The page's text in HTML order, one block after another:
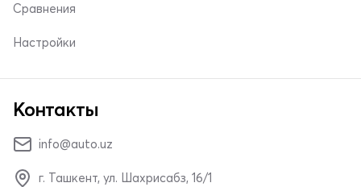
Сравнения
Настройки
Контакты
info@auto.uz
г. Ташкент, ул. Шахрисабз, 16/1